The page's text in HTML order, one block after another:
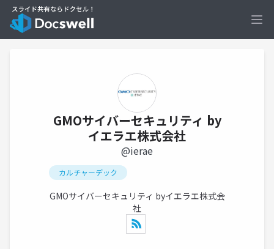
GMOサイバーセキュリティ by
イエラエ株式会社
@ierae
カルチャーデック
GMOサイバーセキュリティ byイエラエ株式会
社